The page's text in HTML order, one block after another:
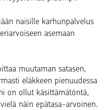
naisille karhunpalvelus
asemaan
muutaman satasen,
eläkkeen pienuudessa
on ollut käsittämätöntä,
näin epätasa-arvoinen.